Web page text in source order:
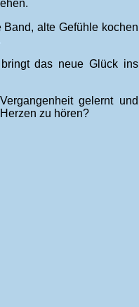
alte Gefühle kochen
das neue Glück ins
gelernt und
zu hören?